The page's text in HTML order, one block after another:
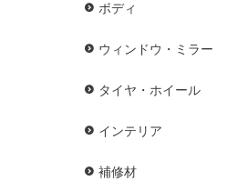
ボディ
ウィンドウ・ミラー
タイヤ・ホイール
インテリア
補修材